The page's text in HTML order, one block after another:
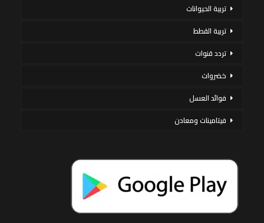
تربية الحيوانات
تربية القطط
تردد قنوات
خضروات
فوائد العسل
فيتامينات ومعادن